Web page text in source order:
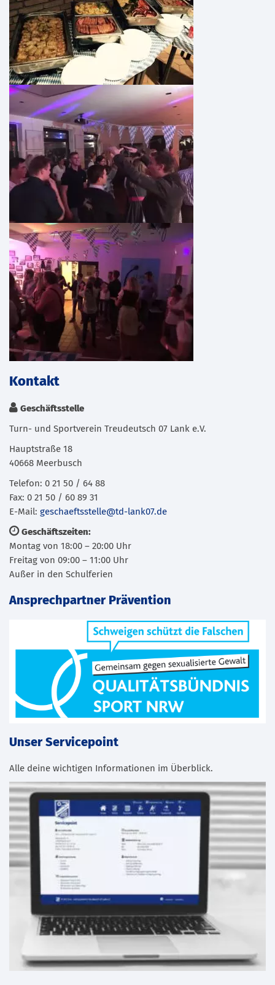
Kontakt
Geschäftsstelle
Turn- und Sportverein Treudeutsch 07 Lank e.V.
Hauptstraße 18
40668 Meerbusch
Telefon: 0 21 50 / 64 88
Fax: 0 21 50 / 60 89 31
E-Mail: geschaeftsstelle@td-lank07.de
Geschäftszeiten:
Montag von 18:00 – 20:00 Uhr
Freitag von 09:00 – 11:00 Uhr
Außer in den Schulferien
Ansprechpartner Prävention
Unser Servicepoint
Alle deine wichtigen Informationen im Überblick.